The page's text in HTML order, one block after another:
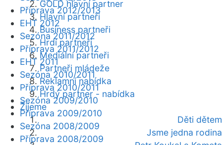
GOLD hlavní partner
Hlavní partneři
Business partneři
Hrdí partneři
Mediální partneři
Partneři mládeže
Reklamní nabídka
Hrdý partner - nabídka
Žijeme
Děti dětem
Jsme jedna rodina
Příprava 2012/2013
EHT 2012
Sezóna 2011/2012
Příprava 2011/2012
EHT 2011
Sezóna 2010/2011
Příprava 2010/2011
Sezóna 2009/2010
Příprava 2009/2010
Sezóna 2008/2009
Příprava 2008/2009